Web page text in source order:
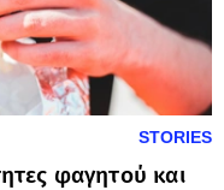
STORIES
φαγητού και